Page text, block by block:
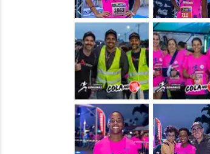
&nbsp; &nbsp;
&nbsp;